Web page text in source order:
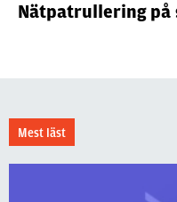
Nätpatrullering på
Mest läst